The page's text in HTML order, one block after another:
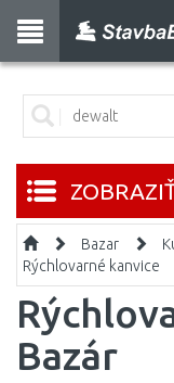
Bazar
Rýchlovarné kanvice
Bazár